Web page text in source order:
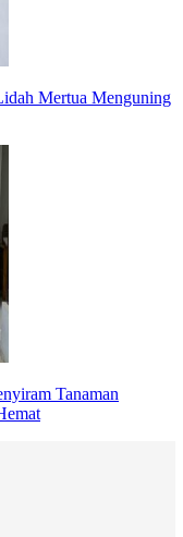
Mertua Menguning
Tanaman